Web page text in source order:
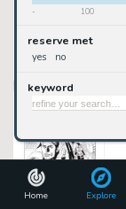
Home Explore
- 100
reserve met
yes no
keyword